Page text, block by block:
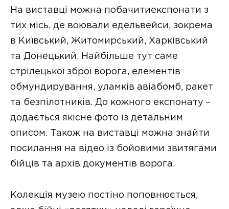
На виставці можна побачитиекспонати з
тих місь, де воювали едельвейси, зокрема
в Київський, Житомирський, Харківський
та Донецький. Найбільше тут саме
стрілецької зброї ворога, елементів
обмундирування, уламків авіабомб, ракет
та безпілотників. До кожного експонату –
додається якісне фото із детальним
описом. Також на виставці можна знайти
посилання на відео із бойовими звитягами
бійців та архів документів ворога.
Колекція музею постіно поповнюється,